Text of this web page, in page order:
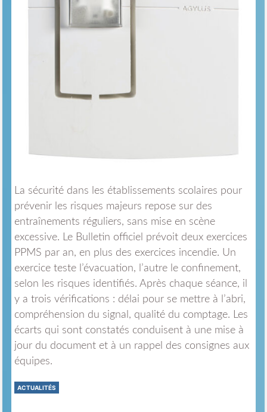
La sécurité dans les établissements scolaires pour
prévenir les risques majeurs repose sur des
entraînements réguliers, sans mise en scène
excessive. Le Bulletin officiel prévoit deux exercices
PPMS par an, en plus des exercices incendie. Un
exercice teste l’évacuation, l’autre le confinement,
selon les risques identifiés. Après chaque séance, il
y a trois vérifications : délai pour se mettre à l’abri,
compréhension du signal, qualité du comptage. Les
écarts qui sont constatés conduisent à une mise à
jour du document et à un rappel des consignes aux
équipes.
ACTUALITÉS